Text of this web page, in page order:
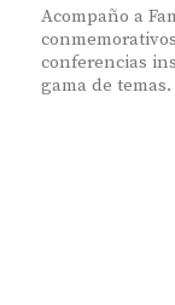
Acompaño a
conferencias
gama de temas.